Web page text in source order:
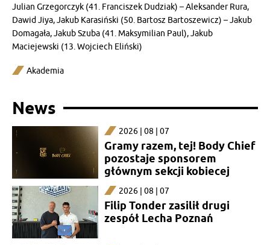
Julian Grzegorczyk (41. Franciszek Dudziak) – Aleksander Rura,
Dawid Jiya, Jakub Karasiński (50. Bartosz Bartoszewicz) – Jakub
Domagała, Jakub Szuba (41. Maksymilian Paul), Jakub
Maciejewski (13. Wojciech Eliński)
Akademia
News
2026 | 08 | 07
Gramy razem, tej! Body Chief
pozostaje sponsorem
głównym sekcji kobiecej
2026 | 08 | 07
Filip Tonder zasilił drugi
zespół Lecha Poznań